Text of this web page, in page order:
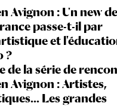
Avignon : Un new
passe-t-il par
et
?
de la série de
Avignon : Artistes,
Les grandes